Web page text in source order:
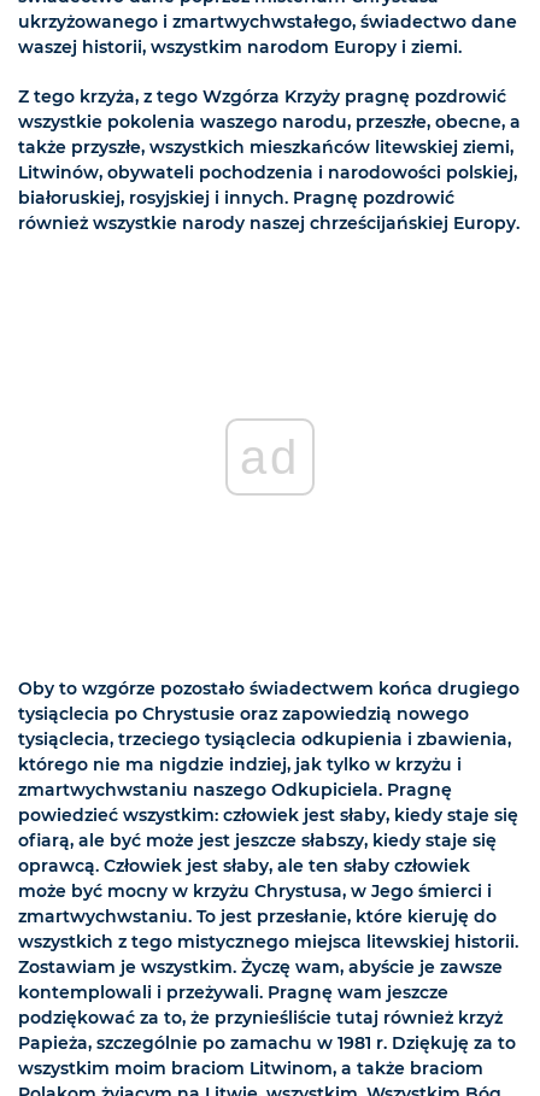
ukrzyżowanego i zmartwychwstałego, świadectwo dane
waszej historii, wszystkim narodom Europy i ziemi.
Z tego krzyża, z tego Wzgórza Krzyży pragnę pozdrowić
wszystkie pokolenia waszego narodu, przeszłe, obecne, a
także przyszłe, wszystkich mieszkańców litewskiej ziemi,
Litwinów, obywateli pochodzenia i narodowości polskiej,
białoruskiej, rosyjskiej i innych. Pragnę pozdrowić
również wszystkie narody naszej chrześcijańskiej Europy.
ad
Oby to wzgórze pozostało świadectwem końca drugiego
tysiąclecia po Chrystusie oraz zapowiedzią nowego
tysiąclecia, trzeciego tysiąclecia odkupienia i zbawienia,
którego nie ma nigdzie indziej, jak tylko w krzyżu i
zmartwychwstaniu naszego Odkupiciela. Pragnę
powiedzieć wszystkim: człowiek jest słaby, kiedy staje się
ofiarą, ale być może jest jeszcze słabszy, kiedy staje się
oprawcą. Człowiek jest słaby, ale ten słaby człowiek
może być mocny w krzyżu Chrystusa, w Jego śmierci i
zmartwychwstaniu. To jest przesłanie, które kieruję do
wszystkich z tego mistycznego miejsca litewskiej historii.
Zostawiam je wszystkim. Życzę wam, abyście je zawsze
kontemplowali i przeżywali. Pragnę wam jeszcze
podziękować za to, że przynieśliście tutaj również krzyż
Papieża, szczególnie po zamachu w 1981 r. Dziękuję za to
wszystkim moim braciom Litwinom, a także braciom